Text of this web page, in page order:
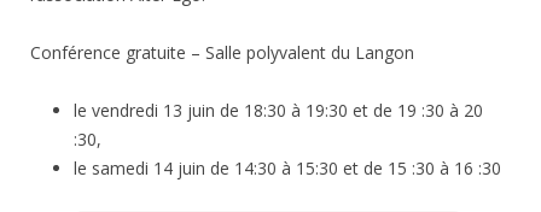
Conférence gratuite – Salle polyvalent du Langon
le vendredi 13 juin de 18:30 à 19:30 et de 19 :30 à 20
:30,
le samedi 14 juin de 14:30 à 15:30 et de 15 :30 à 16 :30